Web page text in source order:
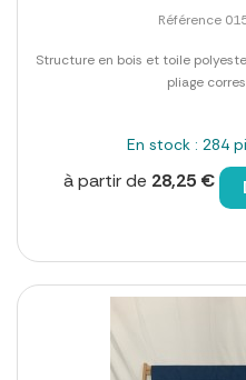
Référence
Structure en bois et toile
pliage
En stock : 284
à partir de 28,25 €